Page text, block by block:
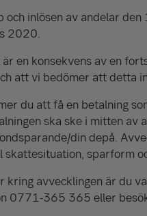
och inlösen av andelar
2020.
en konsekvens av en
att vi bedömer att detta
du att få en betalning
ska ske i mitten
din depå.
skattesituation, sparform
avvecklingen är du
0771-365 365 eller